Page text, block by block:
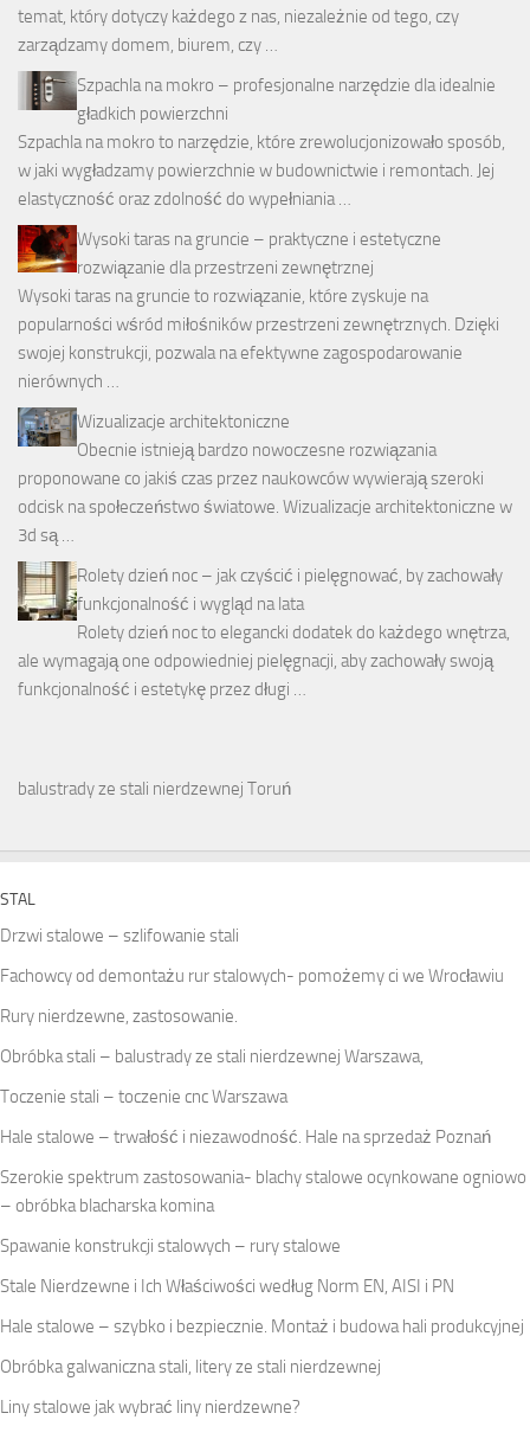
temat, który dotyczy każdego z nas, niezależnie od tego, czy
zarządzamy domem, biurem, czy …
Szpachla na mokro – profesjonalne narzędzie dla idealnie
gładkich powierzchni
Szpachla na mokro to narzędzie, które zrewolucjonizowało sposób,
w jaki wygładzamy powierzchnie w budownictwie i remontach. Jej
elastyczność oraz zdolność do wypełniania …
Wysoki taras na gruncie – praktyczne i estetyczne
rozwiązanie dla przestrzeni zewnętrznej
Wysoki taras na gruncie to rozwiązanie, które zyskuje na
popularności wśród miłośników przestrzeni zewnętrznych. Dzięki
swojej konstrukcji, pozwala na efektywne zagospodarowanie
nierównych …
Wizualizacje architektoniczne
Obecnie istnieją bardzo nowoczesne rozwiązania
proponowane co jakiś czas przez naukowców wywierają szeroki
odcisk na społeczeństwo światowe. Wizualizacje architektoniczne w
3d są …
Rolety dzień noc – jak czyścić i pielęgnować, by zachowały
funkcjonalność i wygląd na lata
Rolety dzień noc to elegancki dodatek do każdego wnętrza,
ale wymagają one odpowiedniej pielęgnacji, aby zachowały swoją
funkcjonalność i estetykę przez długi …
balustrady ze stali nierdzewnej Toruń
STAL
Drzwi stalowe – szlifowanie stali
Fachowcy od demontażu rur stalowych- pomożemy ci we Wrocławiu
Rury nierdzewne, zastosowanie.
Obróbka stali – balustrady ze stali nierdzewnej Warszawa,
Toczenie stali – toczenie cnc Warszawa
Hale stalowe – trwałość i niezawodność. Hale na sprzedaż Poznań
Szerokie spektrum zastosowania- blachy stalowe ocynkowane ogniowo
– obróbka blacharska komina
Spawanie konstrukcji stalowych – rury stalowe
Stale Nierdzewne i Ich Właściwości według Norm EN, AISI i PN
Hale stalowe – szybko i bezpiecznie. Montaż i budowa hali produkcyjnej
Obróbka galwaniczna stali, litery ze stali nierdzewnej
Liny stalowe jak wybrać liny nierdzewne?